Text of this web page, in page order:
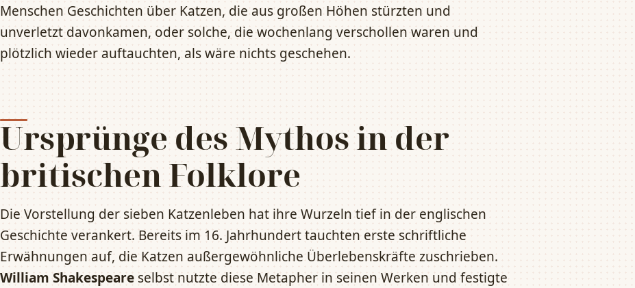
Menschen Geschichten über Katzen, die aus großen Höhen stürzten und
unverletzt davonkamen, oder solche, die wochenlang verschollen waren und
plötzlich wieder auftauchten, als wäre nichts geschehen.
Ursprünge des Mythos in der
britischen Folklore
Die Vorstellung der sieben Katzenleben hat ihre Wurzeln tief in der englischen
Geschichte verankert. Bereits im 16. Jahrhundert tauchten erste schriftliche
Erwähnungen auf, die Katzen außergewöhnliche Überlebenskräfte zuschrieben.
William Shakespeare selbst nutzte diese Metapher in seinen Werken und festigte